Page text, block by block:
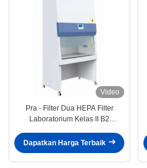
Video
Pra - Filter Dua HEPA Filter
Laboratorium Kelas II B2
Dapatkan Harga Terbaik